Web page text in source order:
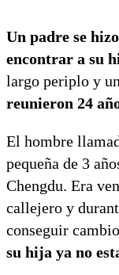
Un padre se
encontrar a su
largo periplo y
reunieron 24
El hombre
pequeña de 3
Chengdu. Era
callejero y
conseguir
su hija ya no